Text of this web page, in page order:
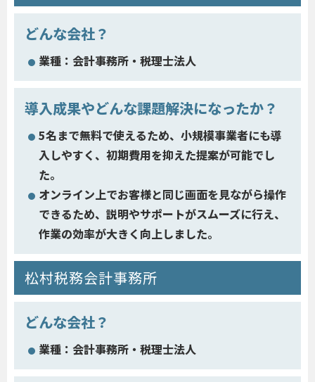
どんな会社？
業種：会計事務所・税理士法人
導入成果やどんな課題解決になったか？
5名まで無料で使えるため、小規模事業者にも導
入しやすく、初期費用を抑えた提案が可能でし
た。
オンライン上でお客様と同じ画面を見ながら操作
できるため、説明やサポートがスムーズに行え、
作業の効率が大きく向上しました。
松村税務会計事務所
どんな会社？
業種：会計事務所・税理士法人